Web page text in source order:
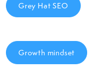
Grey Hat SEO
Growth mindset